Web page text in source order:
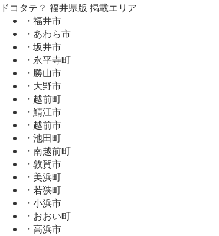
ドコタテ？ 福井県版 掲載エリア
・福井市
・あわら市
・坂井市
・永平寺町
・勝山市
・大野市
・越前町
・鯖江市
・越前市
・池田町
・南越前町
・敦賀市
・美浜町
・若狭町
・小浜市
・おおい町
・高浜市